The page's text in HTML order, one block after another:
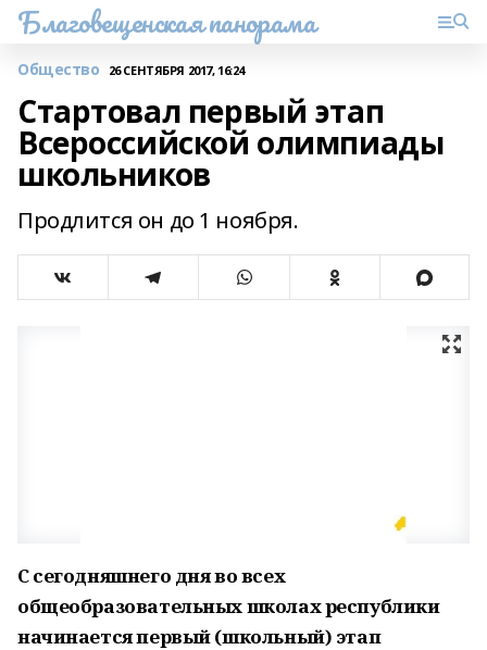
Благовещенская панорама
Общество 26 СЕНТЯБРЯ 2017, 16:24
Стартовал первый этап
Всероссийской олимпиады
школьников
Продлится он до 1 ноября.
С сегодняшнего дня во всех
общеобразовательных школах республики
начинается первый (школьный) этап